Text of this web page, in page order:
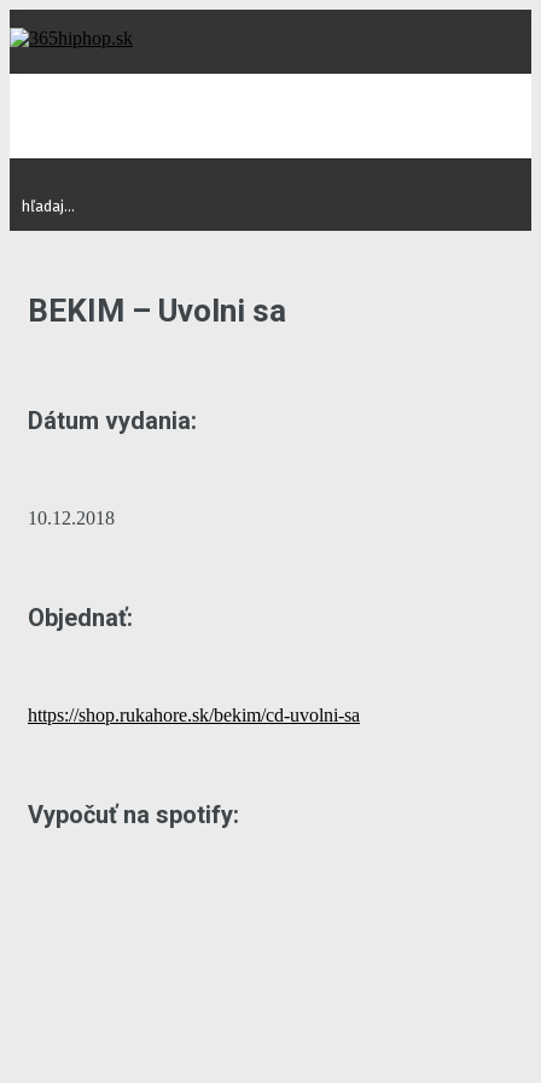
BEKIM – Uvolni sa
Dátum vydania:
10.12.2018
Objednať:
https://shop.rukahore.sk/bekim/cd-uvolni-sa
Vypočuť na spotify: